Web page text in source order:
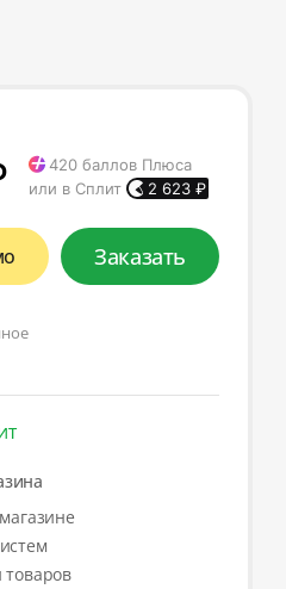
420баллов Плюса
или в Сплит
2 623₽
Заказать
товаров